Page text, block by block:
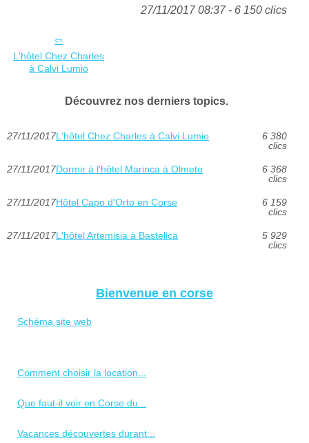
27/11/2017 08:37 - 6 150 clics
L'hôtel Chez Charles
à Calvi Lumio
Découvrez nos derniers topics.
27/11/2017L'hôtel Chez Charles à Calvi Lumio
6 380
clics
27/11/2017Dormir à l'hôtel Marinca à Olmeto
6 368
clics
27/11/2017Hôtel Capo d'Orto en Corse
6 159
clics
27/11/2017L'hôtel Artemisia à Bastelica
5 929
clics
Bienvenue en corse
Schéma site web
Comment choisir la location...
Que faut-il voir en Corse du...
Vacances découvertes durant...